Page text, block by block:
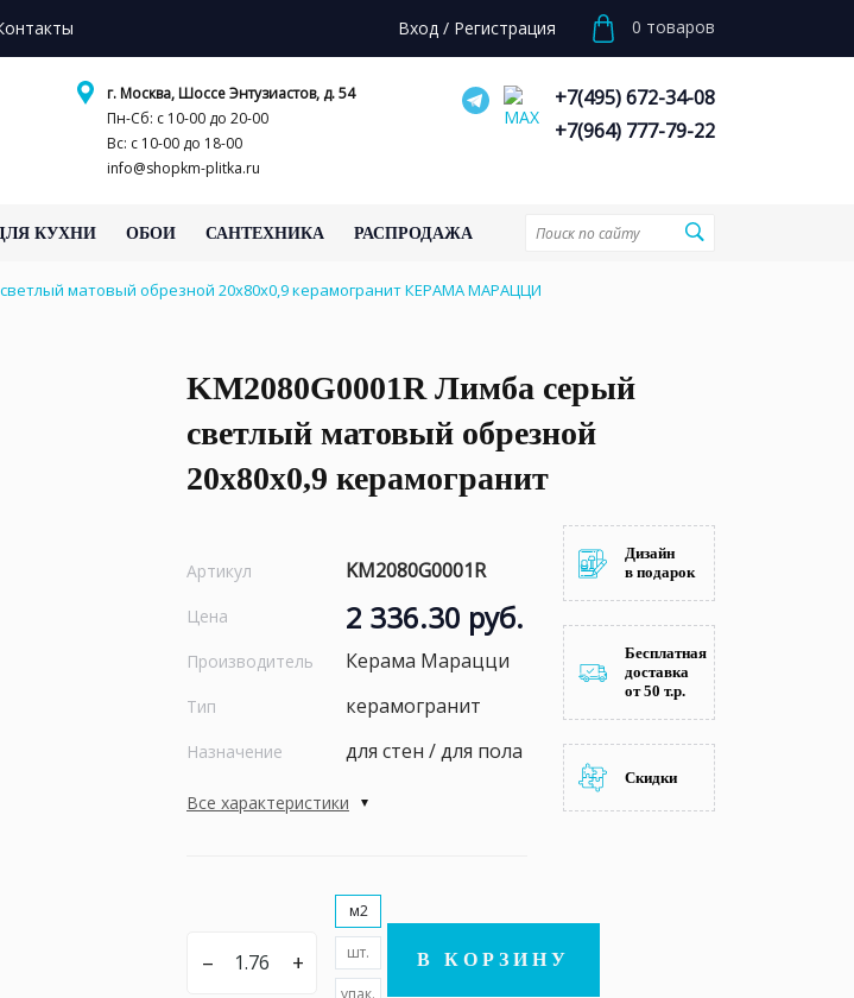
Вход / Регистрация 0 товаров
г. Москва, Шоссе Энтузиастов, д. 54
Пн-Сб: с 10-00 до 20-00
Вс: с 10-00 до 18-00
info@shopkm-plitka.ru
+7(495) 672-34-08
+7(964) 777-79-22
КУХНИ ОБОИ САНТЕХНИКА РАСПРОДАЖА
матовый обрезной 20x80x0,9 керамогранит КЕРАМА МАРАЦЦИ
KM2080G0001R Лимба серый
светлый матовый обрезной
20x80x0,9 керамогранит
Артикул KM2080G0001R
Цена 2 336.30 руб.
Производитель Керама Марацци
Тип керамогранит
Назначение для стен / для пола
Все характеристики
– +
м2
шт.
упак.
В КОРЗИНУ
Дизайн
в подарок
Бесплатная
доставка
от 50 т.р.
Скидки